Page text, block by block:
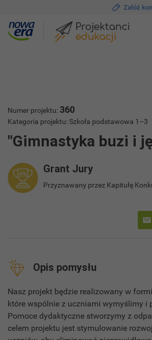
Załóż
Numer projektu: 360
Kategoria projektu: Szkoła podstawowa 1–3
"Gimnastyka buzi i
Grant Jury
Przyznawany przez Kapitułę
Opis pomysłu
Nasz projekt będzie realizowany w
które wspólnie z uczniami wymyślimy i
Pomoce dydaktyczne stworzymy z
celem projektu jest stymulowanie